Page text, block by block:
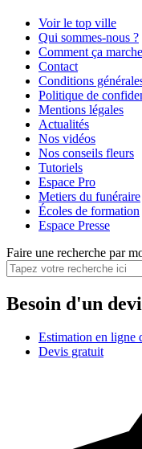
Voir le top ville
Qui sommes-nous ?
Comment ça
Contact
Conditions
Politique de
Mentions légales
Actualités
Nos vidéos
Nos conseils fleurs
Tutoriels
Espace Pro
Metiers du funéraire
Écoles de formation
Espace Presse
Faire une recherche par
Besoin d'un
Estimation en ligne
Devis gratuit